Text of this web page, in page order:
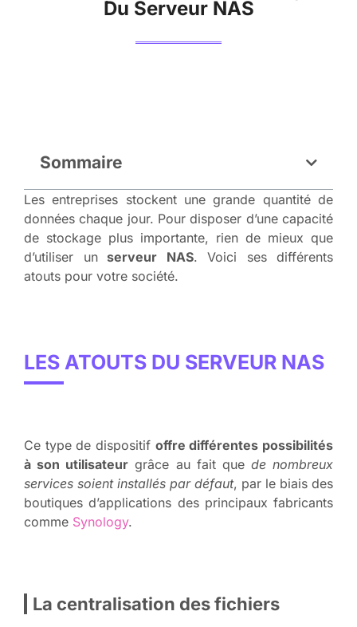
Du Serveur NAS
Sommaire
Les entreprises stockent une grande quantité de
données chaque jour. Pour disposer d’une capacité
de stockage plus importante, rien de mieux que
d’utiliser unserveur NAS. Voici ses différents
atouts pour votre société.
LES ATOUTS DU SERVEUR NAS
Ce type de dispositif offre différentes possibilités
à son utilisateur grâce au fait que de nombreux
services soient installés par défaut, par le biais des
boutiques d’applications des principaux fabricants
comme Synology.
La centralisation des fichiers